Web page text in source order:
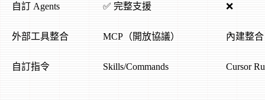
自訂 Agents ✅ 完整支援 ❌
外部工具整合 MCP（開放協議） 內建整合
自訂指令 Skills/Commands Cursor